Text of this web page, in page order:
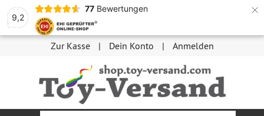
9,2
77 Bewertungen ×
Zur Kasse Dein Konto Anmelden